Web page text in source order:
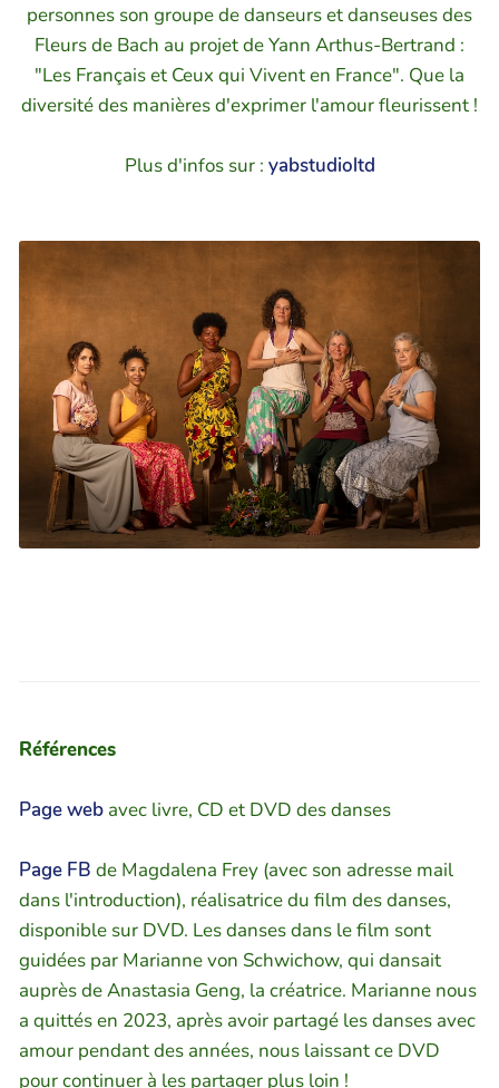
personnes son groupe de danseurs et danseuses des
Fleurs de Bach au projet de Yann Arthus-Bertrand :
"Les Français et Ceux qui Vivent en France". Que la
diversité des manières d'exprimer l'amour fleurissent !
Plus d'infos sur : yabstudioltd
Références
Page web avec livre, CD et DVD des danses
Page FB de Magdalena Frey (avec son adresse mail
dans l'introduction), réalisatrice du film des danses,
disponible sur DVD. Les danses dans le film sont
guidées par Marianne von Schwichow, qui dansait
auprès de Anastasia Geng, la créatrice. Marianne nous
a quittés en 2023, après avoir partagé les danses avec
amour pendant des années, nous laissant ce DVD
pour continuer à les partager plus loin !